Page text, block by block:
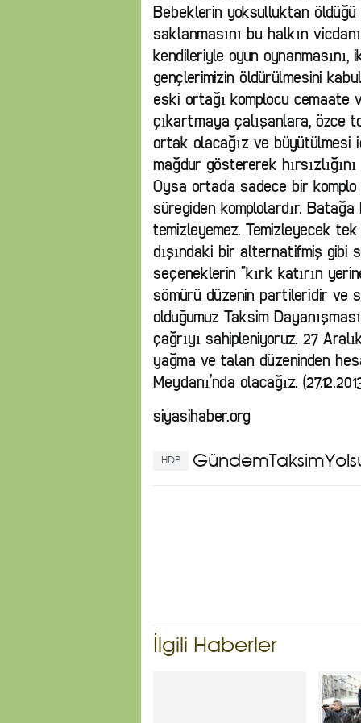
Bebeklerin yoksulluktan
saklanmasını bu halkın
kendileriyle oyun
gençlerimizin öldürülmesini
eski ortağı komplocu cemaate
çıkartmaya çalışanlara, özce
ortak olacağız ve büyütülmesi
mağdur göstererek
Oysa ortada sadece bir
süregiden komplolardır.
temizleyemez. Temizleyecek
dışındaki bir alternatifmiş gibi
seçeneklerin ”kırk katırın
sömürü düzenin partileridir ve
olduğumuz Taksim
çağrıyı sahipleniyoruz. 27
yağma ve talan düzeninden
Meydanı’nda olacağız.
siyasihaber.org
Gündem
HDP
İlgili Haberler